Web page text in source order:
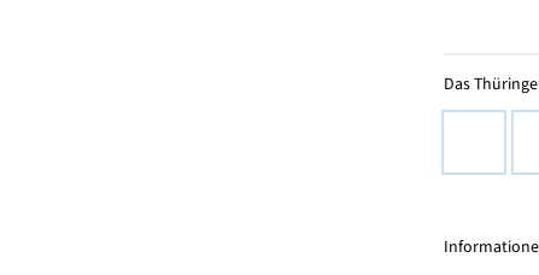
Das